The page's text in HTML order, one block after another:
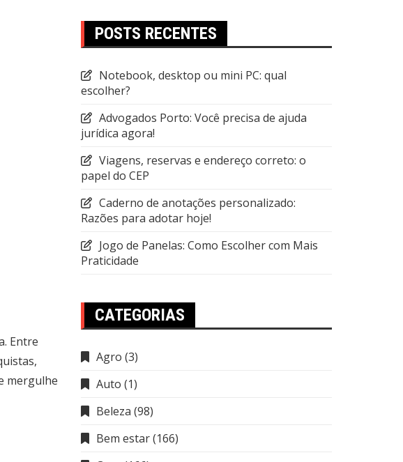
Entre
mergulhe
POSTS RECENTES
Notebook, desktop ou mini PC: qual
escolher?
Advogados Porto: Você precisa de ajuda
jurídica agora!
Viagens, reservas e endereço correto: o
papel do CEP
Caderno de anotações personalizado:
Razões para adotar hoje!
Jogo de Panelas: Como Escolher com Mais
Praticidade
CATEGORIAS
Agro (3)
Auto (1)
Beleza (98)
Bem estar(166)